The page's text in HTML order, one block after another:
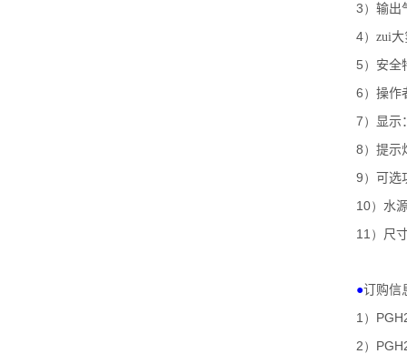
3） 输出
4） zui
5） 安全
6） 操作
7） 显示
8） 提示
9） 可选
10） 水
11） 尺
●订购信
1）
2）